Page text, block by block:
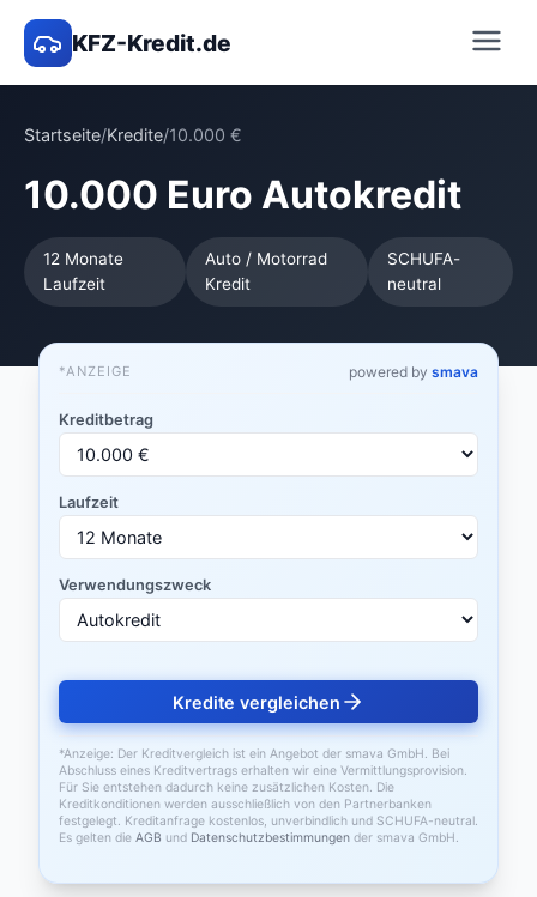
KFZ-Kredit.de
Startseite/Kredite/10.000 €
10.000 Euro Autokredit
12 Monate
Laufzeit
Auto / Motorrad
Kredit
SCHUFA-
neutral
*ANZEIGE powered by smava
Kreditbetrag
Laufzeit
Verwendungszweck
Kredite vergleichen
*Anzeige: Der Kreditvergleich ist ein Angebot der smava GmbH. Bei
Abschluss eines Kreditvertrags erhalten wir eine Vermittlungsprovision.
Für Sie entstehen dadurch keine zusätzlichen Kosten. Die
Kreditkonditionen werden ausschließlich von den Partnerbanken
festgelegt. Kreditanfrage kostenlos, unverbindlich und SCHUFA-neutral.
Es gelten die AGB und Datenschutzbestimmungen der smava GmbH.